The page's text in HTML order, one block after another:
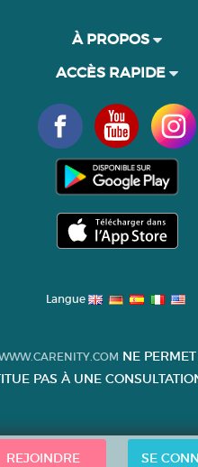
REJOINDRE SE
À PROPOS
ACCÈS RAPIDE
Langue
NE
PAS À UNE